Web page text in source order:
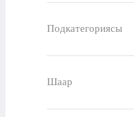
Подкатегориясы
Шаар